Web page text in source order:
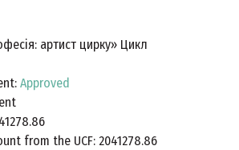
артист цирку» Цикл
Approved
from the UCF: 2041278.86